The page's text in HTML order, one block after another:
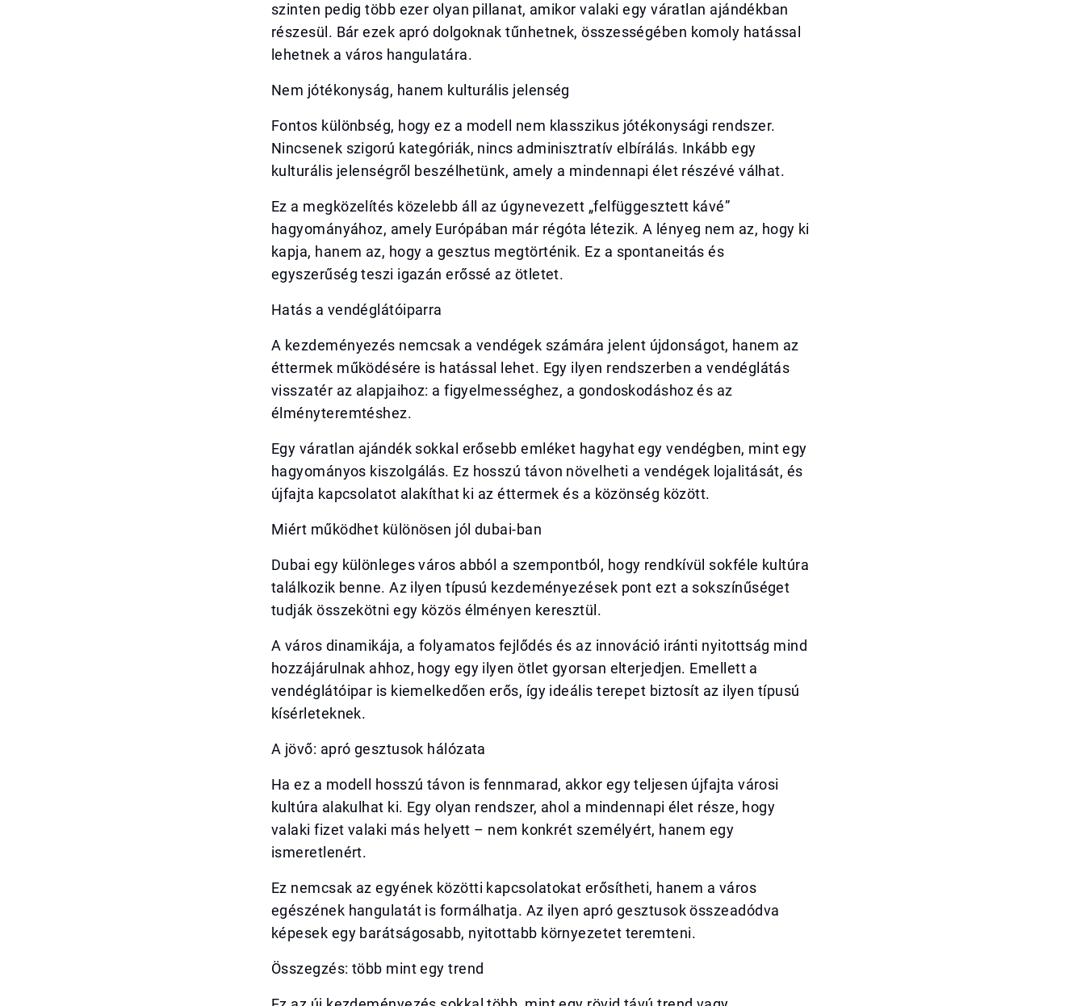
szinten pedig több ezer olyan pillanat, amikor valaki egy váratlan ajándékban
részesül. Bár ezek apró dolgoknak tűnhetnek, összességében komoly hatással
lehetnek a város hangulatára.
Nem jótékonyság, hanem kulturális jelenség
Fontos különbség, hogy ez a modell nem klasszikus jótékonysági rendszer.
Nincsenek szigorú kategóriák, nincs adminisztratív elbírálás. Inkább egy
kulturális jelenségről beszélhetünk, amely a mindennapi élet részévé válhat.
Ez a megközelítés közelebb áll az úgynevezett „felfüggesztett kávé”
hagyományához, amely Európában már régóta létezik. A lényeg nem az, hogy ki
kapja, hanem az, hogy a gesztus megtörténik. Ez a spontaneitás és
egyszerűség teszi igazán erőssé az ötletet.
Hatás a vendéglátóiparra
A kezdeményezés nemcsak a vendégek számára jelent újdonságot, hanem az
éttermek működésére is hatással lehet. Egy ilyen rendszerben a vendéglátás
visszatér az alapjaihoz: a figyelmességhez, a gondoskodáshoz és az
élményteremtéshez.
Egy váratlan ajándék sokkal erősebb emléket hagyhat egy vendégben, mint egy
hagyományos kiszolgálás. Ez hosszú távon növelheti a vendégek lojalitását, és
újfajta kapcsolatot alakíthat ki az éttermek és a közönség között.
Miért működhet különösen jól dubai-ban
Dubai egy különleges város abból a szempontból, hogy rendkívül sokféle kultúra
találkozik benne. Az ilyen típusú kezdeményezések pont ezt a sokszínűséget
tudják összekötni egy közös élményen keresztül.
A város dinamikája, a folyamatos fejlődés és az innováció iránti nyitottság mind
hozzájárulnak ahhoz, hogy egy ilyen ötlet gyorsan elterjedjen. Emellett a
vendéglátóipar is kiemelkedően erős, így ideális terepet biztosít az ilyen típusú
kísérleteknek.
A jövő: apró gesztusok hálózata
Ha ez a modell hosszú távon is fennmarad, akkor egy teljesen újfajta városi
kultúra alakulhat ki. Egy olyan rendszer, ahol a mindennapi élet része, hogy
valaki fizet valaki más helyett – nem konkrét személyért, hanem egy
ismeretlenért.
Ez nemcsak az egyének közötti kapcsolatokat erősítheti, hanem a város
egészének hangulatát is formálhatja. Az ilyen apró gesztusok összeadódva
képesek egy barátságosabb, nyitottabb környezetet teremteni.
Összegzés: több mint egy trend